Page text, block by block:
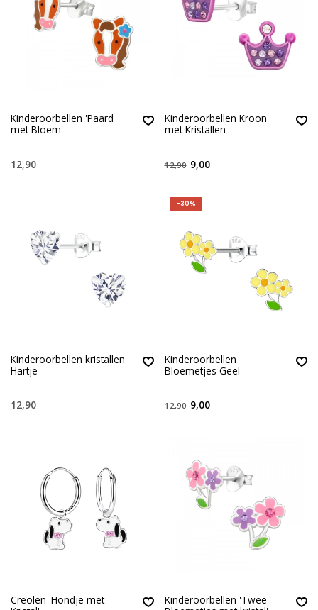
Kinderoorbellen 'Paard
met Bloem'
12,90
Kinderoorbellen Kroon
met Kristallen
12,90 9,00
Kinderoorbellen kristallen
Hartje
12,90
-30%
Kinderoorbellen
Bloemetjes Geel
12,90 9,00
Creolen 'Hondje met
Kinderoorbellen 'Twee